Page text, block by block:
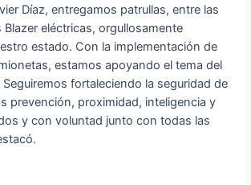
Díaz, entregamos patrullas, entre las
Blazer eléctricas, orgullosamente
estado. Con la implementación de
estamos apoyando el tema del
fortaleciendo la seguridad de
prevención, proximidad, inteligencia y
y con voluntad junto con todas las